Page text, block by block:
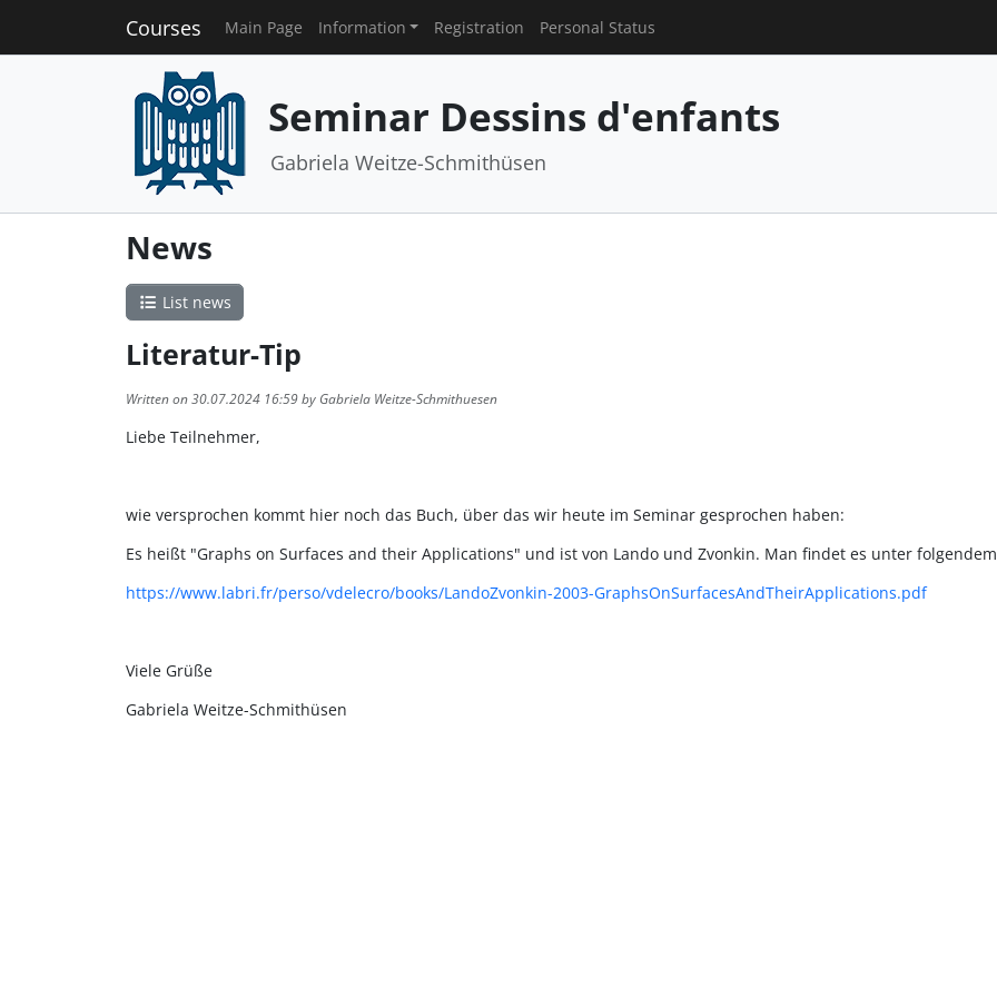
Courses Main Page Information Registration Personal Status
Seminar Dessins d'enfants
Gabriela Weitze-Schmithüsen
News
List news
Literatur-Tip
Written on 30.07.2024 16:59 by Gabriela Weitze-Schmithuesen
Liebe Teilnehmer,
wie versprochen kommt hier noch das Buch, über das wir heute im Seminar gesprochen haben:
Es heißt "Graphs on Surfaces and their Applications" und ist von Lando und Zvonkin. Man findet es unter
https://www.labri.fr/perso/vdelecro/books/LandoZvonkin-2003-GraphsOnSurfacesAndTheirApplications.pdf
Viele Grüße
Gabriela Weitze-Schmithüsen